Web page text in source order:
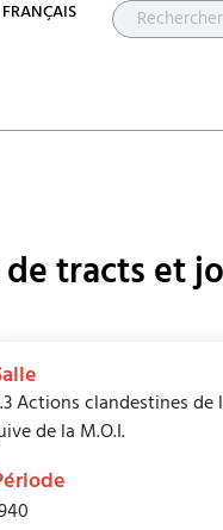
FRANÇAIS
tracts et
Actions clandestines de
de la M.O.I.